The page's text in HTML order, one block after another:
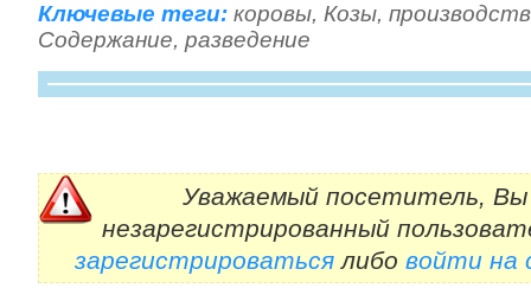
Ключевые теги: коровы, Козы,
Содержание, разведение
Уважаемый посетитель, Вы
незарегистрированный
зарегистрироватьсялибо войти на